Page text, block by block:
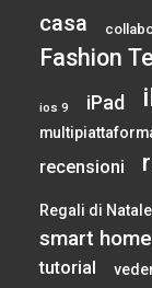
casa
Fashion
ios 9 iPad
recensioni
Regali di
smart home
tutorial